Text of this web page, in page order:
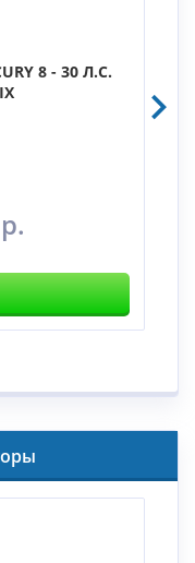
8 - 30 Л.С.